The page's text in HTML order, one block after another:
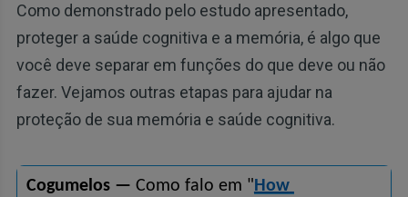
Como demonstrado pelo estudo apresentado,
proteger a saúde cognitiva e a memória, é algo que
você deve separar em funções do que deve ou não
fazer. Vejamos outras etapas para ajudar na
proteção de sua memória e saúde cognitiva.
Cogumelos — Como falo em "How